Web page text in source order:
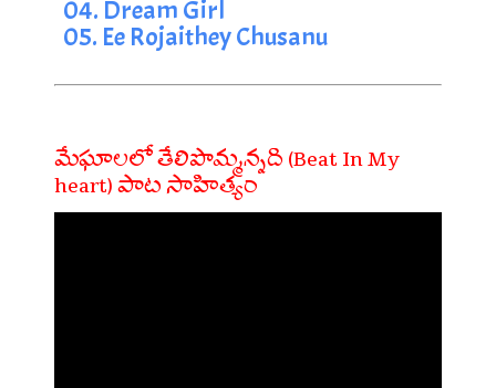
04. Dream Girl
05. Ee Rojaithey Chusanu
మేఘాలలో తేలిపొమ్మన్నది (Beat In My
heart) పాట సాహిత్యం